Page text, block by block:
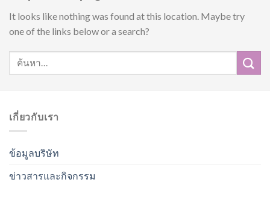
It looks like nothing was found at this location. Maybe try
one of the links below or a search?
เกี่ยวกับเรา
ข้อมูลบริษัท
ข่าวสารและกิจกรรม